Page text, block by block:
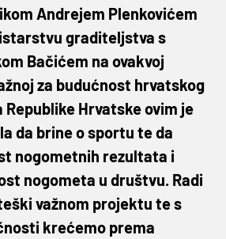
Andrejem Plenkovićem
graditeljstva s
Bačićem na ovakvoj
za budućnost hrvatskog
Republike Hrvatske ovim je
da brine o sportu te da
nogometnih rezultata i
nogometa u društvu. Radi
važnom projektu te s
krećemo prema